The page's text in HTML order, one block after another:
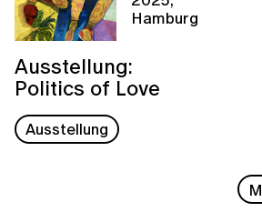
Hamburg
Ausstellung:
Politics of Love
Ausstellung